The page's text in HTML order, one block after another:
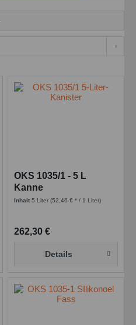
OKS 1035/1 - 5 L
Kanne
Inhalt5 Liter(52,46 € * / 1 Liter)
262,30 €
Details